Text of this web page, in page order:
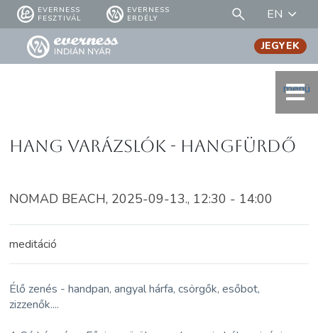
EVERNESS
FESZTIVÁL
EVERNESS
ERDÉLY
EN
menü
JEGYEK
Hang Varázslók - HANGFÜRDŐ
NOMAD BEACH, 2025-09-13., 12:30 - 14:00
meditáció
Élő zenés - handpan, angyal hárfa, csörgők, esőbot,
zizzenők....